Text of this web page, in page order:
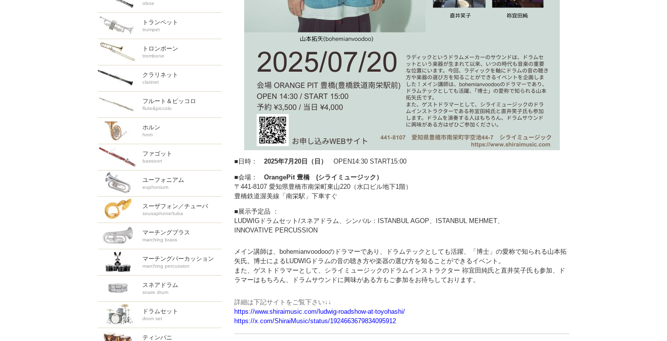
■日時： 2025年7月20日（日） OPEN14:30 START15:00
■会場： OrangePit 豊橋 (シライミュージック）
〒441-8107 愛知県豊橋市南栄町東山220（水口ビル地下1階）
豊橋鉄道渥美線「南栄駅」下車すぐ
■展示予定品 ：
LUDWIGドラムセット/スネアドラム、シンバル：ISTANBUL AGOP、ISTANBUL MEHMET、
INNOVATIVE PERCUSSION
メイン講師は、bohemianvoodooのドラマーであり、ドラムテックとしても活躍、「博士」の愛称で知られる山本拓
矢氏。博士によるLUDWIGドラムの音の聴き方や楽器の選び方を知ることができるイベント。
また、ゲストドラマーとして、シライミュージックのドラムインストラクター 祢宜田純氏と直井笑子氏も参加、ド
ラマーはもちろん、ドラムサウンドに興味がある方もご参加をお待ちしております。
詳細は下記サイトをご覧下さい↓↓
https://www.shiraimusic.com/ludwig-roadshow-at-toyohashi/
https://x.com/ShiraiMusic/status/1924663679834095912
oboe
トランペット
trumpet
トロンボーン
trombone
クラリネット
clarinet
フルート＆ピッコロ
flute&piccolo
ホルン
horn
ファゴット
bassoon
ユーフォニアム
euphonium
スーザフォン／チューバ
sousaphone/tuba
マーチングブラス
marching brass
マーチングパーカッション
marching percussion
スネアドラム
snare drum
ドラムセット
drum set
ティンパニ